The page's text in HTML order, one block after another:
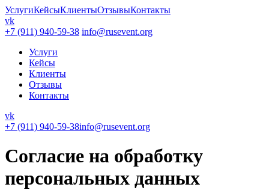
УслугиКейсыКлиентыОтзывыКонтакты
vk
+7 (911) 940-59-38 info@rusevent.org
Услуги
Кейсы
Клиенты
Отзывы
Контакты
vk
+7 (911) 940-59-38info@rusevent.org
Согласие на обработку
персональных данных